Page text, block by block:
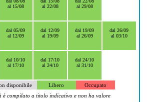
al 15/08
al 22/08
al 29/08
dal 05/09
al 12/09
dal 12/09
al 19/09
dal 19/09
al 26/09
dal 26/09
al 03/10
dal 10/10
al 17/10
dal 17/10
al 24/10
dal 24/10
al 31/10
disponibile Libero
Occupato
compilato a titolo indicativo e non ha valore